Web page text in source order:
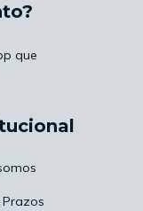
que
Prazos